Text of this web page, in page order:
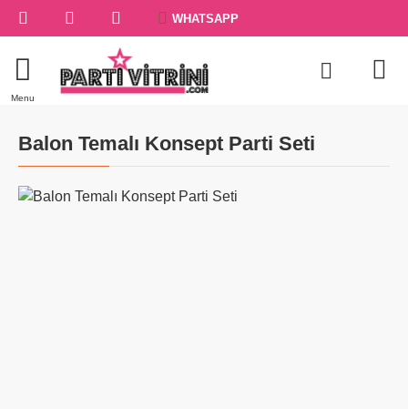
WHATSAPP
Balon Temalı Konsept Parti Seti